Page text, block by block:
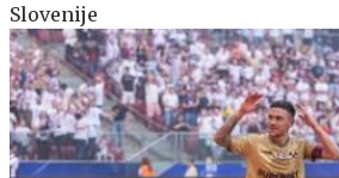
Slovenije